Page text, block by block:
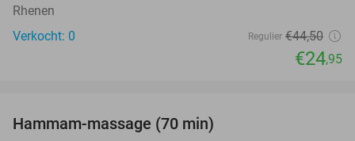
Rhenen
Verkocht: 0
Regulier €44,50
€24,95
Hammam-massage (70 min)